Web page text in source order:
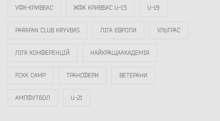
УФК-КРИВБАС ЖФК КРИВБАС U-15 U-19
PARAFAN CLUB KRYVBAS ЛІГА ЄВРОПИ УЛЬТРАС
ЛІГА КОНФЕРЕНЦІЙ НАЙКРАЩААКАДЕМІЯ
FCKK CAMP ТРАНСФЕРИ ВЕТЕРАНИ
АМПФУТБОЛ U-21